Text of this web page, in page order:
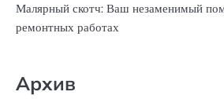
Малярный скотч: Ваш незаменимый
ремонтных работах
Архив